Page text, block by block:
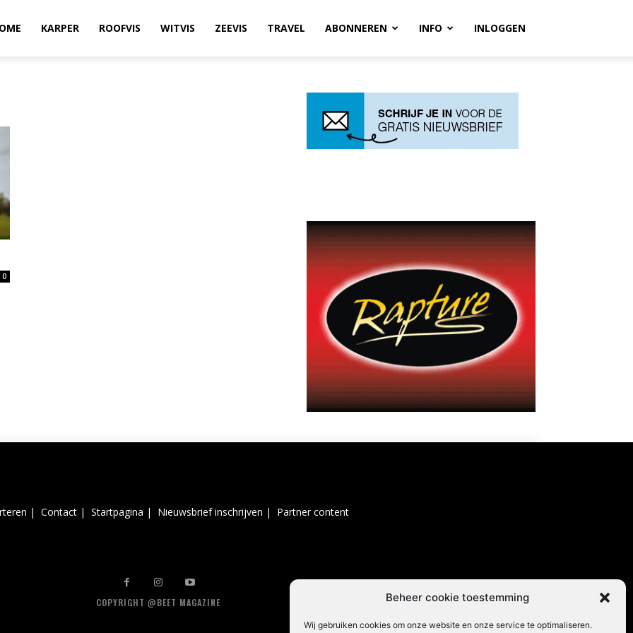
Beheer cookie toestemming
Wij gebruiken cookies om onze website en onze service te optimaliseren.
KARPER ROOFVIS WITVIS ZEEVIS TRAVEL ABONNEREN INFO INLOGGEN
0
| Contact | Startpagina | Nieuwsbrief inschrijven | Partner content
COPYRIGHT @BEET MAGAZINE